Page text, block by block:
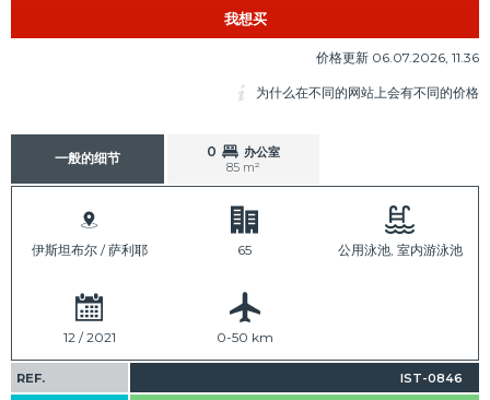
我想买
价格更新 06.07.2026, 11.36
为什么在不同的网站上会有不同的价格
一般的细节 0
办公室
85 m²
伊斯坦布尔 / 萨利耶 65 公用泳池, 室内游泳池
12 / 2021 0-50 km
REF. IST-0846